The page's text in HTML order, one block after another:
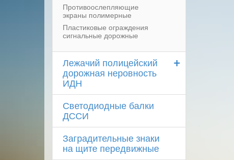
Противоослепляющие
экраны полимерные
Пластиковые ограждения
сигнальные дорожные
+
Лежачий полицейский
дорожная неровность
ИДН
Светодиодные балки
ДССИ
Заградительные знаки
на щите передвижные